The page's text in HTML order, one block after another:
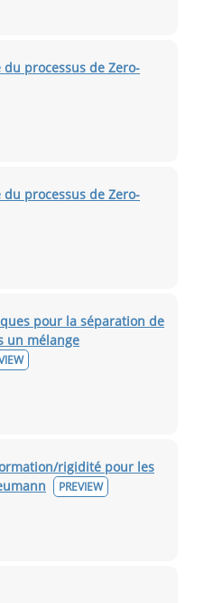
processus de Zero-
processus de Zero-
pour la séparation de
un mélange
rigidité pour les
PREVIEW